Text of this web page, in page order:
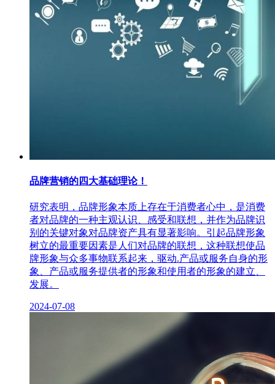
品牌营销的四大基础理论！
研究表明，品牌形象本质上存在于消费者心中，是消费
者对品牌的一种主观认识、感受和联想，并作为品牌识
别的关键对象对品牌资产具有显著影响。引起品牌形象
树立的最重要因素是人们对品牌的联想，这种联想使品
牌形象与众多事物联系起来，驱动.产品或服务自身的形
象、产品或服务提供者的形象和使用者的形象的建立、
发展。
2024-07-08